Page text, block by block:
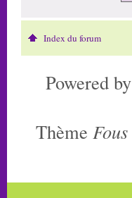
Index du forum
Powered by
Thème